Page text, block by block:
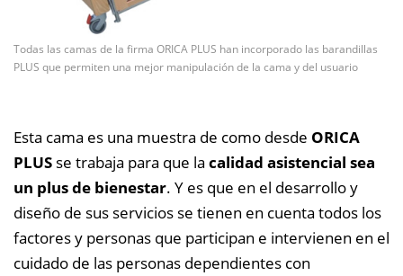
Todas las camas de la firma ORICA PLUS han incorporado las barandillas
PLUS que permiten una mejor manipulación de la cama y del usuario
Esta cama es una muestra de como desde ORICA
PLUS se trabaja para que la calidad asistencial sea
un plus de bienestar. Y es que en el desarrollo y
diseño de sus servicios se tienen en cuenta todos los
factores y personas que participan e intervienen en el
cuidado de las personas dependientes con